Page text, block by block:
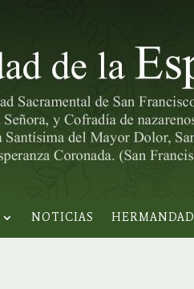
NOTICIAS HERMANDAD